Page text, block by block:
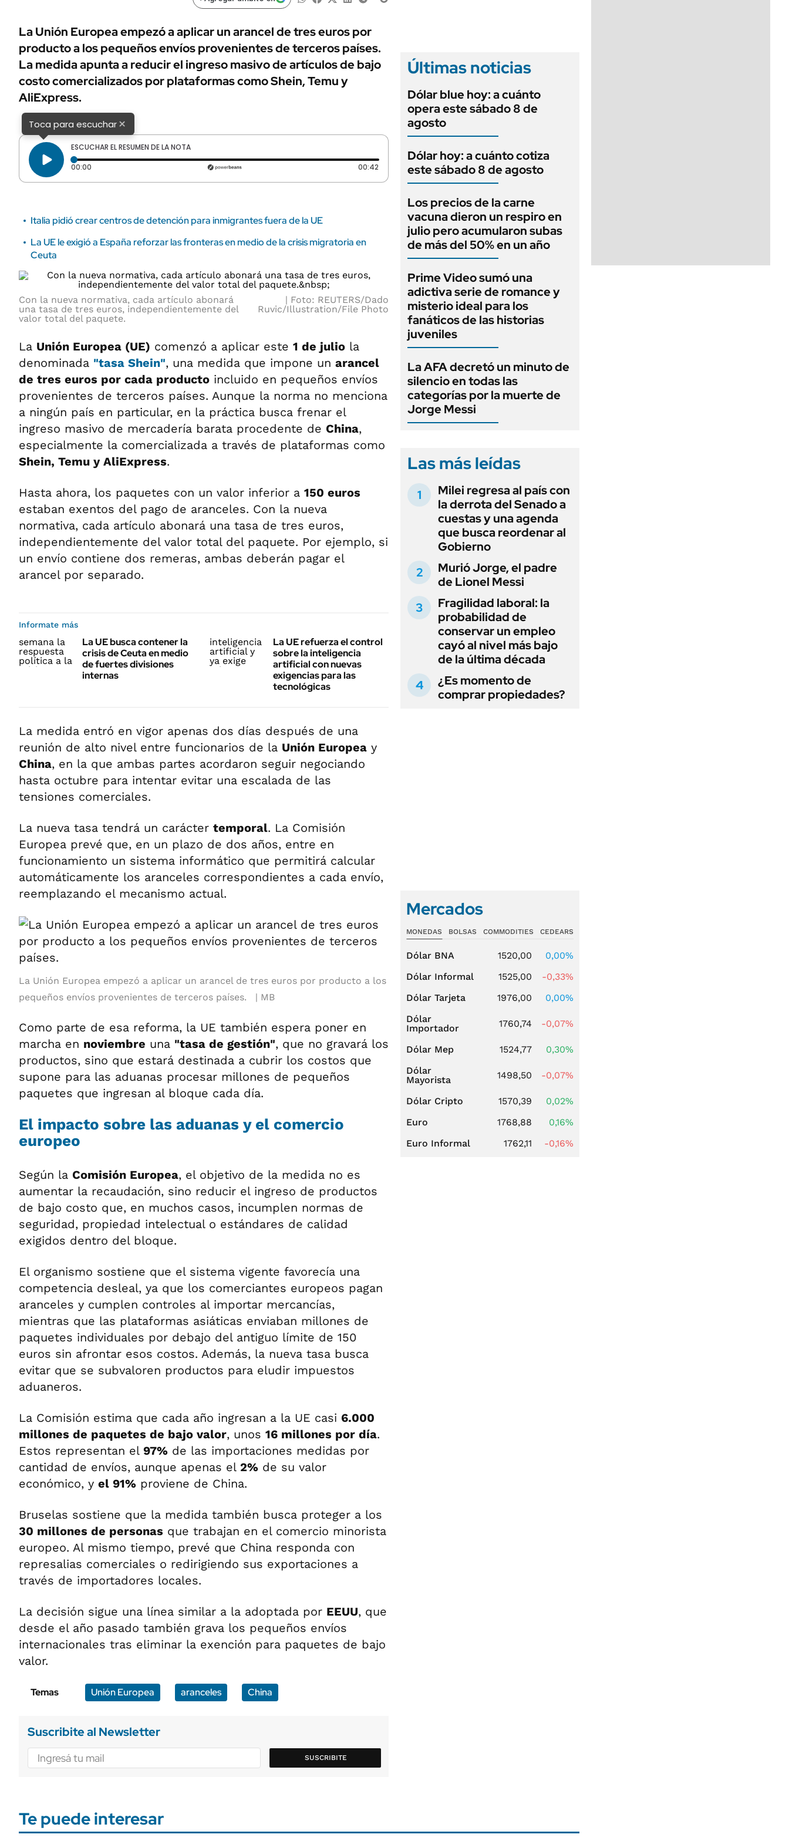
URUGUAY
AUTOS
La Unión Europea empezó a aplicar un arancel de tres euros por
producto a los pequeños envíos provenientes de terceros países.
La medida apunta a reducir el ingreso masivo de artículos de bajo
costo comercializados por plataformas como Shein, Temu y
AliExpress.
Toca para escuchar×
ESCUCHAR EL RESUMEN DE LA NOTA
00:00 Tiempo transcurrido: 0 segundos 00:42 Duración: 42 segundos
Italia pidió crear centros de detención para inmigrantes fuera de la UE
La UE le exigió a España reforzar las fronteras en medio de la crisis migratoria en
Ceuta
Con la nueva normativa, cada artículo abonará
una tasa de tres euros, independientemente del
valor total del paquete.
Foto: REUTERS/Dado
Ruvic/Illustration/File Photo
La Unión Europea (UE) comenzó a aplicar este 1 de julio la
denominada "tasa Shein", una medida que impone un arancel
de tres euros por cada producto incluido en pequeños envíos
provenientes de terceros países. Aunque la norma no menciona
a ningún país en particular, en la práctica busca frenar el
ingreso masivo de mercadería barata procedente de China,
especialmente la comercializada a través de plataformas como
Shein, Temu y AliExpress.
Hasta ahora, los paquetes con un valor inferior a 150 euros
estaban exentos del pago de aranceles. Con la nueva
normativa, cada artículo abonará una tasa de tres euros,
independientemente del valor total del paquete. Por ejemplo, si
un envío contiene dos remeras, ambas deberán pagar el
arancel por separado.
Informate más
La UE busca contener la
crisis de Ceuta en medio
de fuertes divisiones
internas
La UE refuerza el control
sobre la inteligencia
artificial con nuevas
exigencias para las
tecnológicas
La medida entró en vigor apenas dos días después de una
reunión de alto nivel entre funcionarios de la Unión Europea y
China, en la que ambas partes acordaron seguir negociando
hasta octubre para intentar evitar una escalada de las
tensiones comerciales.
La nueva tasa tendrá un carácter temporal. La Comisión
Europea prevé que, en un plazo de dos años, entre en
funcionamiento un sistema informático que permitirá calcular
automáticamente los aranceles correspondientes a cada envío,
reemplazando el mecanismo actual.
La Unión Europea empezó a aplicar un arancel de tres euros por producto a los
pequeños envíos provenientes de terceros países.
MB
Como parte de esa reforma, la UE también espera poner en
marcha en noviembre una "tasa de gestión", que no gravará los
productos, sino que estará destinada a cubrir los costos que
supone para las aduanas procesar millones de pequeños
paquetes que ingresan al bloque cada día.
El impacto sobre las aduanas y el comercio
europeo
Según la Comisión Europea, el objetivo de la medida no es
aumentar la recaudación, sino reducir el ingreso de productos
de bajo costo que, en muchos casos, incumplen normas de
seguridad, propiedad intelectual o estándares de calidad
exigidos dentro del bloque.
El organismo sostiene que el sistema vigente favorecía una
competencia desleal, ya que los comerciantes europeos pagan
aranceles y cumplen controles al importar mercancías,
mientras que las plataformas asiáticas enviaban millones de
paquetes individuales por debajo del antiguo límite de 150
euros sin afrontar esos costos. Además, la nueva tasa busca
evitar que se subvaloren productos para eludir impuestos
aduaneros.
La Comisión estima que cada año ingresan a la UE casi 6.000
millones de paquetes de bajo valor, unos 16 millones por día.
Estos representan el 97% de las importaciones medidas por
cantidad de envíos, aunque apenas el 2% de su valor
económico, y el 91% proviene de China.
Bruselas sostiene que la medida también busca proteger a los
30 millones de personas que trabajan en el comercio minorista
europeo. Al mismo tiempo, prevé que China responda con
represalias comerciales o redirigiendo sus exportaciones a
través de importadores locales.
La decisión sigue una línea similar a la adoptada por EEUU, que
desde el año pasado también grava los pequeños envíos
internacionales tras eliminar la exención para paquetes de bajo
valor.
Temas Unión Europea aranceles China
Suscribite al Newsletter
SUSCRIBITE
Últimas noticias
Dólar blue hoy: a cuánto
opera este sábado 8 de
agosto
Dólar hoy: a cuánto cotiza
este sábado 8 de agosto
Los precios de la carne
vacuna dieron un respiro en
julio pero acumularon subas
de más del 50% en un año
Prime Video sumó una
adictiva serie de romance y
misterio ideal para los
fanáticos de las historias
juveniles
La AFA decretó un minuto de
silencio en todas las
categorías por la muerte de
Jorge Messi
Las más leídas
Milei regresa al país con
la derrota del Senado a
cuestas y una agenda
que busca reordenar al
Gobierno
Murió Jorge, el padre
de Lionel Messi
Fragilidad laboral: la
probabilidad de
conservar un empleo
cayó al nivel más bajo
de la última década
¿Es momento de
comprar propiedades?
Mercados
MONEDAS BOLSAS COMMODITIES CEDEARS
Dólar BNA 1520,00
0,00%
Dólar Informal
1525,00
-0,33%
Dólar Tarjeta
1976,00
0,00%
Dólar
Importador
1760,74 -0,07%
Dólar Mep 1524,77
0,30%
Dólar
Mayorista
1498,50 -0,07%
Dólar Cripto 1570,39
0,02%
Euro
1768,88
0,16%
Euro Informal
1762,11 -0,16%
Te puede interesar